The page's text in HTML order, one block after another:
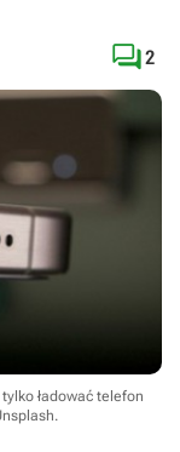
2
ładować telefon
.